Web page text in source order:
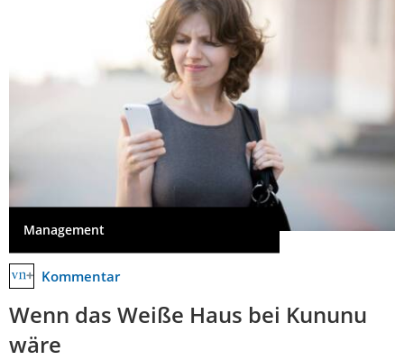
Management
Kommentar
Wenn das Weiße Haus bei Kununu
wäre